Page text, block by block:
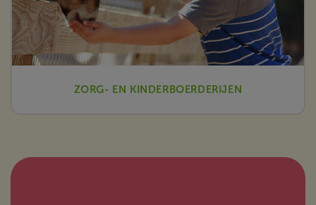
ZORG- EN KINDERBOERDERIJEN